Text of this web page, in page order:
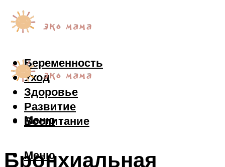
Беременность
Уход
Здоровье
Развитие
Воспитание
Меню
Меню
Бронхиальная